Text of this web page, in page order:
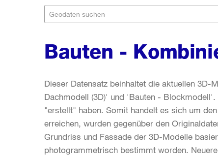
Bauten -
Dieser Datensatz beinhaltet die aktuellen
Dachmodell (3D)' und 'Bauten -
"erstellt" haben. Somit handelt es sich um
erreichen, wurden gegenüber den
Grundriss und Fassade der 3D-Modelle
photogrammetrisch bestimmt worden.